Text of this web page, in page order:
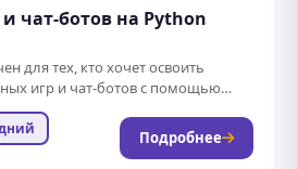
чат-ботов на Python
для тех, кто хочет освоить
игр и чат-ботов с помощью
Python. В ходе...
Подробнее